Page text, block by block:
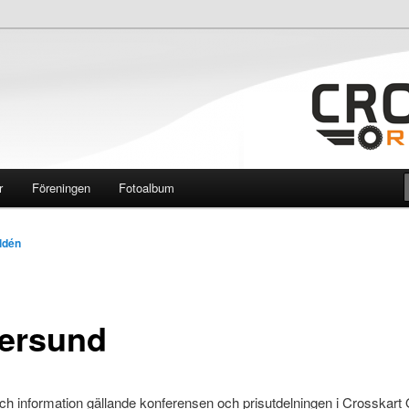
Föreningen Fotoalbum
information gällande konferensen och prisutdelningen i Crosskart